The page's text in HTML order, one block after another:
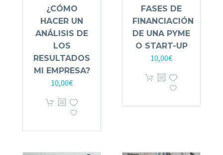
¿CÓMO
HACER UN
ANÁLISIS DE
LOS
RESULTADOS
MI EMPRESA?
10,00€
FASES DE
FINANCIACIÓN
DE UNA PYME
O START-UP
10,00€